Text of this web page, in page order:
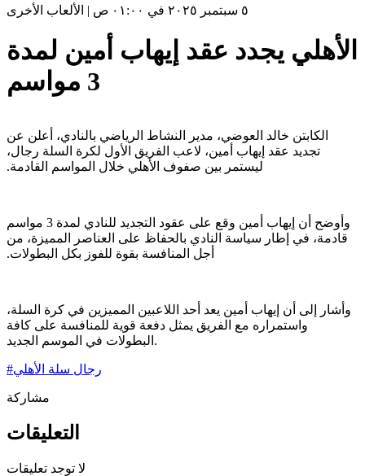
٥ سبتمبر ٢٠٢٥ في ٠١:٠٠ ص | الألعاب الأخرى
الأهلي يجدد عقد إيهاب أمين لمدة
3 مواسم
الكابتن خالد العوضي، مدير النشاط الرياضي بالنادي، أعلن عن
تجديد عقد إيهاب أمين، لاعب الفريق الأول لكرة السلة رجال،
‏ليستمر بين صفوف الأهلي خلال المواسم القادمة.‏
وأوضح أن إيهاب أمين وقع على عقود التجديد للنادي لمدة 3 مواسم
قادمة، في إطار سياسة النادي بالحفاظ على العناصر المميزة، من
أجل المنافسة بقوة للفوز بكل البطولات.‏
وأشار إلى أن إيهاب أمين يعد أحد اللاعبين المميزين في كرة السلة،
واستمراره مع الفريق يمثل دفعة قوية للمنافسة على كافة
البطولات في الموسم الجديد.
#رجال سلة الأهلي
مشاركة
التعليقات
لا توجد تعليقات